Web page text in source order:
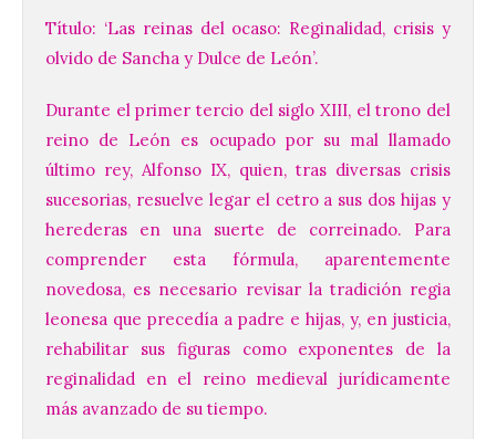
Título: ‘Las reinas del ocaso: Reginalidad, crisis y
olvido de Sancha y Dulce de León’.
Durante el primer tercio del siglo XIII, el trono del
reino de León es ocupado por su mal llamado
último rey, Alfonso IX, quien, tras diversas crisis
sucesorias, resuelve legar el cetro a sus dos hijas y
herederas en una suerte de correinado. Para
comprender esta fórmula, aparentemente
novedosa, es necesario revisar la tradición regia
leonesa que precedía a padre e hijas, y, en justicia,
rehabilitar sus figuras como exponentes de la
reginalidad en el reino medieval jurídicamente
más avanzado de su tiempo.